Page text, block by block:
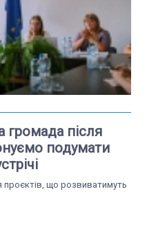
після
подумати
проєктів, що розвиватимуть